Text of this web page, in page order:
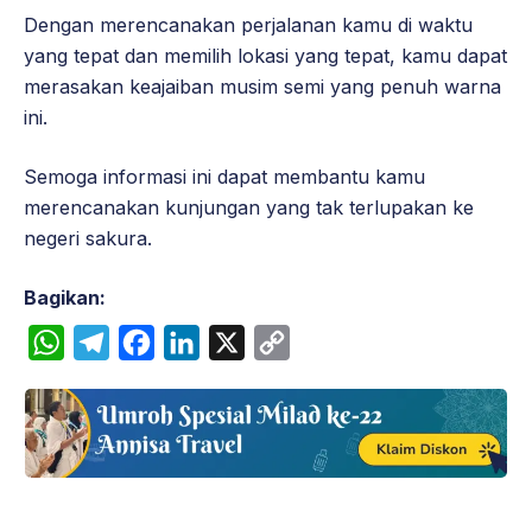
Dengan merencanakan perjalanan kamu di waktu
yang tepat dan memilih lokasi yang tepat, kamu dapat
merasakan keajaiban musim semi yang penuh warna
ini.
Semoga informasi ini dapat membantu kamu
merencanakan kunjungan yang tak terlupakan ke
negeri sakura.
Bagikan:
W
a
t
s
l
e
g
c
e
b
n
k
e
p
L